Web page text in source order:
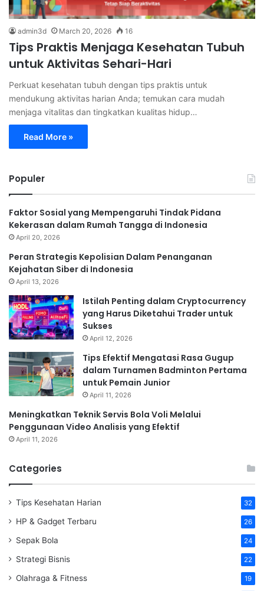
admin3d March 20, 2026 16
Tips Praktis Menjaga Kesehatan Tubuh
untuk Aktivitas Sehari-Hari
Perkuat kesehatan tubuh dengan tips praktis untuk
mendukung aktivitas harian Anda; temukan cara mudah
menjaga vitalitas dan tingkatkan kualitas hidup…
Read More »
Populer
Faktor Sosial yang Mempengaruhi Tindak Pidana
Kekerasan dalam Rumah Tangga di Indonesia
April 20, 2026
Peran Strategis Kepolisian Dalam Penanganan
Kejahatan Siber di Indonesia
April 13, 2026
Istilah Penting dalam Cryptocurrency
yang Harus Diketahui Trader untuk
Sukses
April 12, 2026
Tips Efektif Mengatasi Rasa Gugup
dalam Turnamen Badminton Pertama
untuk Pemain Junior
April 11, 2026
Meningkatkan Teknik Servis Bola Voli Melalui
Penggunaan Video Analisis yang Efektif
April 11, 2026
Categories
Tips Kesehatan Harian 32
HP & Gadget Terbaru 26
Sepak Bola 24
Strategi Bisnis 22
Olahraga & Fitness 19